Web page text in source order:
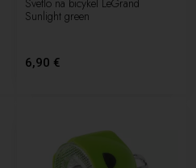
Svetlo na bicykel LeGrand
Sunlight green
6,90 €